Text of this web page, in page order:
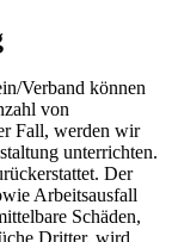
Verband können
von
Fall, werden wir
unterrichten.
Der
Arbeitsausfall
Schäden,